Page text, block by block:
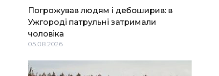
Погрожував людям і дебоширив: в
Ужгороді патрульні затримали
чоловіка
05.08.2026